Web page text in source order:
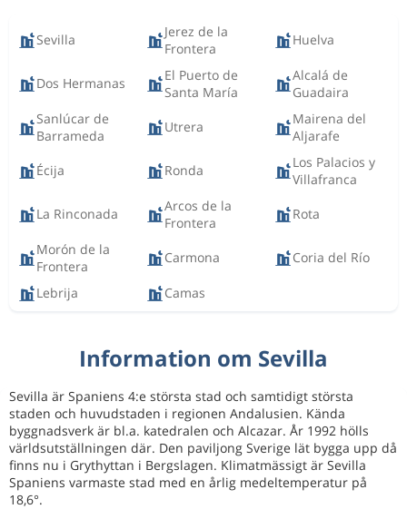
Sevilla
Jerez de la
Frontera
Huelva
Dos Hermanas
El Puerto de
Santa María
Alcalá de
Guadaira
Sanlúcar de
Barrameda
Utrera
Mairena del
Aljarafe
Écija Ronda
Los Palacios y
Villafranca
La Rinconada
Arcos de la
Frontera
Rota
Morón de la
Frontera
Carmona Coria del Río
Lebrija Camas
Information om Sevilla
Sevilla är Spaniens 4:e största stad och samtidigt största
staden och huvudstaden i regionen Andalusien. Kända
byggnadsverk är bl.a. katedralen och Alcazar. År 1992 hölls
världsutställningen där. Den paviljong Sverige lät bygga upp då
finns nu i Grythyttan i Bergslagen. Klimatmässigt är Sevilla
Spaniens varmaste stad med en årlig medeltemperatur på
18,6°.